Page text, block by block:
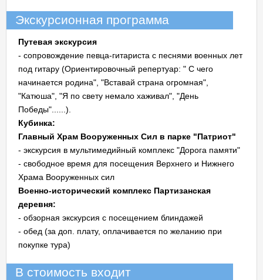
Экскурсионная программа
Путевая экскурсия
- сопровождение певца-гитариста с песнями военных лет
под гитару (Ориентировочный репертуар: " С чего
начинается родина", "Вставай страна огромная",
"Катюша", "Я по свету немало хаживал", "День
Победы"......).
Кубинка:
Главный Храм Вооруженных Сил в парке "Патриот"
- экскурсия в мультимедийный комплекс "Дорога памяти"
- свободное время для посещения Верхнего и Нижнего
Храма Вооруженных сил
Военно-исторический комплекс Партизанская
деревня:
- обзорная экскурсия с посещением блиндажей
- обед (за доп. плату, оплачивается по желанию при
покупке тура)
В стоимость входит